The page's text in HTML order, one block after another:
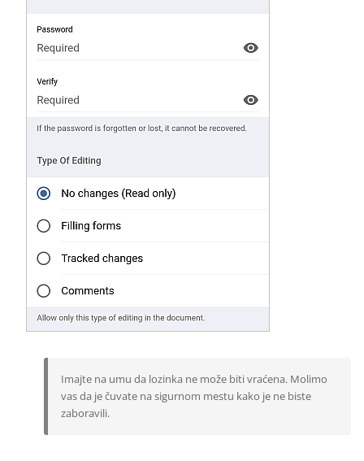
Imajte na umu da lozinka ne može biti vraćena. Molimo
vas da je čuvate na sigurnom mestu kako je ne biste
zaboravili.